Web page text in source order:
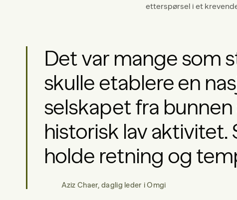
etterspørsel i et
Det var mange som
skulle etablere en
selskapet fra
historisk lav aktivitet.
holde retning og
Aziz Chaer, daglig leder i Omgi